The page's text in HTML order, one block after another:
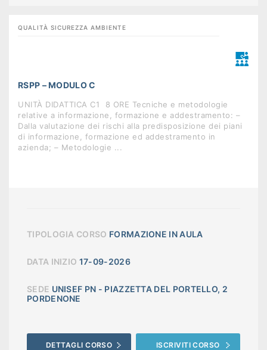
QUALITÀ SICUREZZA AMBIENTE
RSPP – MODULO C
UNITÀ DIDATTICA C1  8 ORE Tecniche e metodologie
relative a informazione, formazione e addestramento: –
Dalla valutazione dei rischi alla predisposizione dei piani
di informazione, formazione ed addestramento in
azienda; – Metodologie ...
TIPOLOGIA CORSO FORMAZIONE IN AULA
DATA INIZIO 17-09-2026
SEDE UNISEF PN - PIAZZETTA DEL PORTELLO, 2
PORDENONE
DETTAGLI CORSO ISCRIVITI CORSO